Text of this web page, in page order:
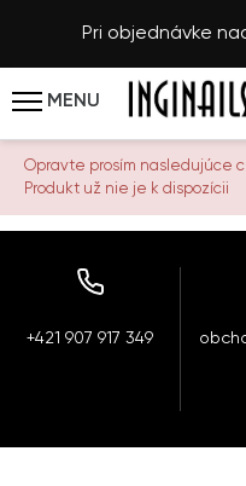
Pri objednávke
MENU
Opravte prosím nasledujúce
Produkt už nie je k dispozícii
+421 907 917 349